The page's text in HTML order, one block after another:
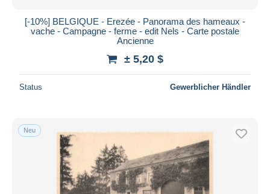
[-10%] BELGIQUE - Erezée - Panorama des hameaux -
vache - Campagne - ferme - edit Nels - Carte postale
Ancienne
± 5,20 $
Status Gewerblicher Händler
Neu